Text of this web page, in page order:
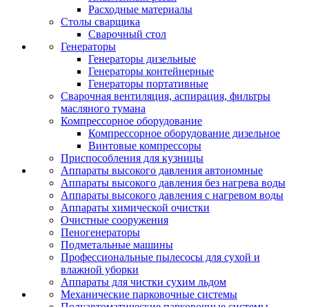
Расходные материалы
Столы сварщика
Сварочный стол
Генераторы
Генераторы дизельные
Генераторы контейнерные
Генераторы портативные
Сварочная вентиляция, аспирация, фильтры
масляного тумана
Компрессорное оборудование
Компрессорное оборудование дизельное
Винтовые компрессоры
Приспособления для кузницы
Аппараты высокого давления автономные
Аппараты высокого давления без нагрева воды
Аппараты высокого давления с нагревом воды
Аппараты химической очистки
Очистные сооружения
Пеногенераторы
Подметальные машины
Профессиональные пылесосы для сухой и
влажной уборки
Аппараты для чистки сухим льдом
Механические парковочные системы